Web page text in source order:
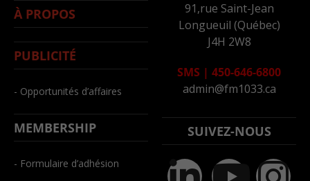
À PROPOS
PUBLICITÉ
- Opportunités d’affaires
MEMBERSHIP
- Formulaire d’adhésion
91,rue Saint-Jean
Longueuil (Québec)
J4H 2W8
SMS | 450-646-6800
admin@fm1033.ca
SUIVEZ-NOUS